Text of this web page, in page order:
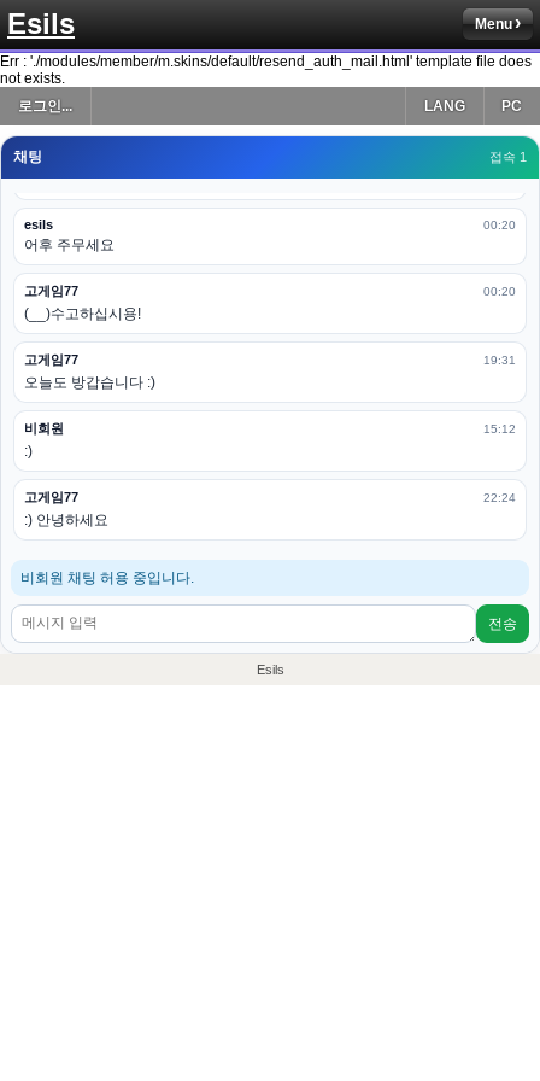
Esils Menu
Err : './modules/member/m.skins/default/resend_auth_mail.html' template file does
not exists.
로그인...
PC
LANG
채팅 접속 1
esils 00:19
다 펼쳐두면 너무길어서 ..
esils 00:19
모바일로 보는데도 좀 불편하더라구요
고게임77 00:19
아 ㅋㅋ 내일도 심심하면 들리겠습니다. 벌써 12시가 넘었었네요
esils 00:20
어후 주무세요
고게임77 00:20
(__)수고하십시용!
고게임77 19:31
오늘도 방갑습니다 :)
비회원 15:12
:)
고게임77 22:24
:) 안녕하세요
비회원 채팅 허용 중입니다.
전송
Esils